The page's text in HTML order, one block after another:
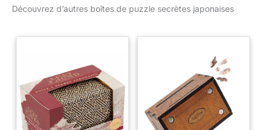
Découvrez d’autres boîtes de puzzle secrètes japonaises